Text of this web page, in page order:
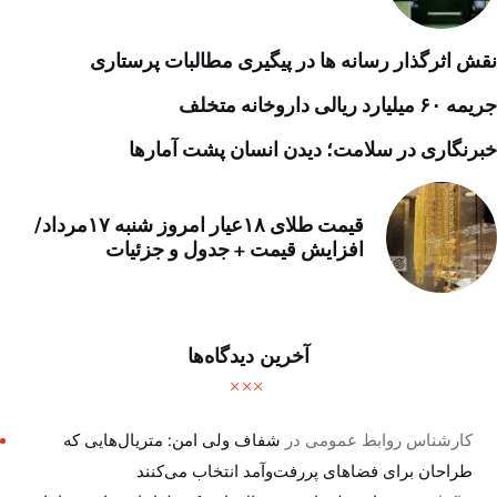
نقش اثرگذار رسانه ها در پیگیری مطالبات پرستاری
جریمه ۶۰ میلیارد ریالی داروخانه متخلف
خبرنگاری در سلامت؛ دیدن انسان پشت آمارها
قیمت طلای ۱۸عیار امروز شنبه ۱۷مرداد/
افزایش قیمت + جدول و جزئیات
آخرین دیدگاه‌ها
کارشناس روابط عمومی در شفاف ولی امن: متریال‌هایی که
طراحان برای فضاهای پررفت‌وآمد انتخاب می‌کنند